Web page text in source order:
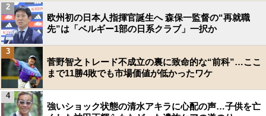
欧州初の日本人指揮官誕生へ 森保一監督の“再就職
先”は「ベルギー1部の日系クラブ」一択か
2
菅野智之トレード不成立の裏に致命的な“前科”…ここ
まで11勝4敗でも市場価値が低かったワケ
3
強いショック状態の清水アキラに心配の声…子供を亡
4